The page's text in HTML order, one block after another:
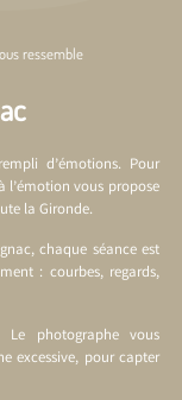
ressemble
d’émotions. Pour
l’émotion vous propose
la Gironde.
, chaque séance est
: courbes, regards,
Le photographe vous
excessive, pour capter